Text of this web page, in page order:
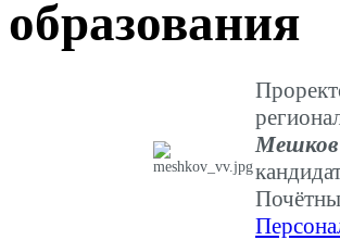
образования
Мешков